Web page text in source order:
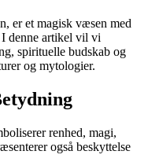
er et magisk væsen med
denne artikel vil vi
spirituelle budskab og
og mytologier.
renhed, magi,
også beskyttelse